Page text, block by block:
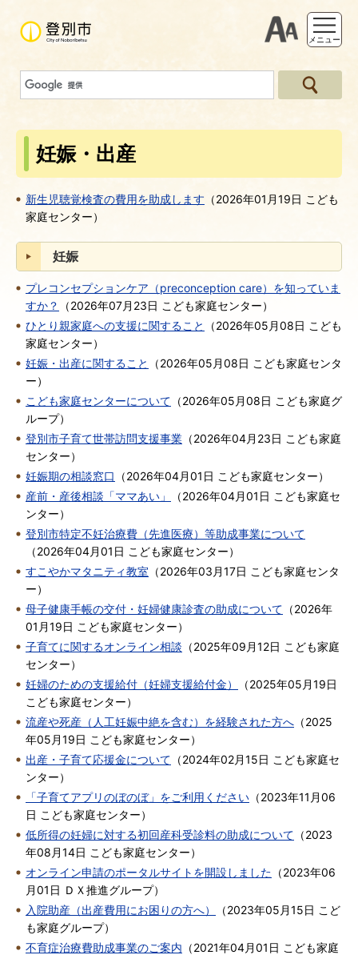
支援ツー
メニュー
妊娠・出産
新生児聴覚検査の費用を助成します （2026年01月19日 こども
家庭センター）
妊娠
プレコンセプションケア（preconception care）を知っていま
すか？
（2026年07月23日 こども家庭センター）
ひとり親家庭への支援に関すること
（2026年05月08日 こども
家庭センター）
妊娠・出産に関すること
（2026年05月08日 こども家庭センタ
ー）
こども家庭センターについて （2026年05月08日 こども家庭グ
ループ）
登別市子育て世帯訪問支援事業 （2026年04月23日 こども家庭
センター）
妊娠期の相談窓口
（2026年04月01日 こども家庭センター）
産前・産後相談「ママあい」
（2026年04月01日 こども家庭セ
ンター）
登別市特定不妊治療費（先進医療）等助成事業について
（2026年04月01日 こども家庭センター）
すこやかマタニティ教室 （2026年03月17日 こども家庭センタ
ー）
母子健康手帳の交付・妊婦健康診査の助成について （2026年
01月19日 こども家庭センター）
子育てに関するオンライン相談 （2025年09月12日 こども家庭
センター）
妊婦のための支援給付（妊婦支援給付金）
（2025年05月19日
こども家庭センター）
流産や死産（人工妊娠中絶を含む）を経験された方へ （2025
年05月19日 こども家庭センター）
出産・子育て応援金について （2024年02月15日 こども家庭セ
ンター）
「子育てアプリのぼのぼ」をご利用ください （2023年11月06
日 こども家庭センター）
低所得の妊婦に対する初回産科受診料の助成について （2023
年08月14日 こども家庭センター）
オンライン申請のポータルサイトを開設しました （2023年06
月01日 ＤＸ推進グループ）
入院助産（出産費用にお困りの方へ）
（2023年05月15日 こど
も家庭グループ）
不育症治療費助成事業のご案内 （2021年04月01日 こども家庭